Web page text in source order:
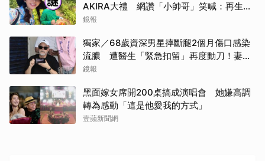
AKIRA大禮 網讚「小帥哥」笑喊：再生一
個
鏡報
獨家／68歲資深男星摔斷腿2個月傷口感染
流膿 遭醫生「緊急扣留」再度動刀！妻心
力交瘁曝現況
鏡報
黑面嫁女席開200桌搞成演唱會 她嫌高調
轉為感動「這是他愛我的方式」
壹蘋新聞網